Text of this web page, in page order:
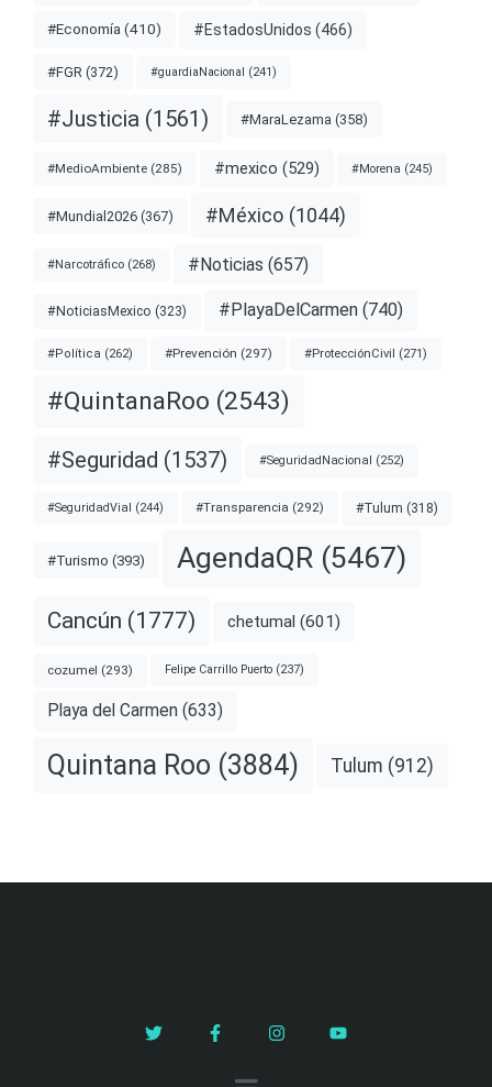
#Economía (410) #EstadosUnidos (466)
#FGR (372) #guardiaNacional (241)
#Justicia (1561) #MaraLezama (358)
#MedioAmbiente (285) #mexico (529) #Morena (245)
#Mundial2026 (367) #México (1044)
#Narcotráfico (268) #Noticias (657)
#NoticiasMexico (323) #PlayaDelCarmen (740)
#Política (262) #Prevención (297) #ProtecciónCivil (271)
#QuintanaRoo (2543)
#Seguridad (1537) #SeguridadNacional (252)
#SeguridadVial (244) #Transparencia (292) #Tulum (318)
#Turismo (393) AgendaQR (5467)
Cancún (1777) chetumal (601)
cozumel (293) Felipe Carrillo Puerto (237)
Playa del Carmen (633)
Quintana Roo (3884) Tulum (912)